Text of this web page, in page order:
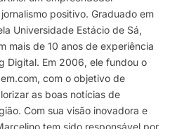
positivo. Graduado em
Universidade Estácio de Sá,
mais de 10 anos de experiência
Digital. Em 2006, ele fundou o
com o objetivo de
as boas notícias de
Com sua visão inovadora e
tem sido responsável por